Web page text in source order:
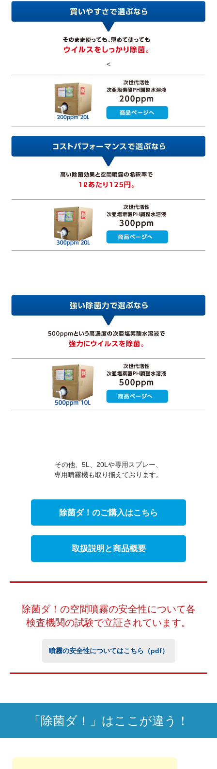
<
その他、5L、20Lや専用スプレー、
専用噴霧機も取り揃えております。
除菌ダ！のご購入はこちら
取扱説明と商品概要
除菌ダ！の空間噴霧の安全性について各
検査機関の試験で立証されています。
噴霧の安全性についてはこちら（pdf）
「除菌ダ！」はここが違う！